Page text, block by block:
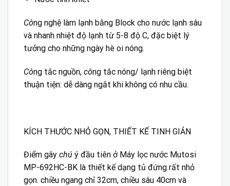
Công nghệ làm lạnh bằng Block cho nước lạnh sâu
và nhanh nhiệt độ lạnh từ 5-8 độ C, đặc biệt lý
tưởng cho những ngày hè oi nóng.
Công tắc nguồn, công tắc nóng/ lạnh riêng biệt
thuận tiện: dễ dàng ngắt khi không có nhu cầu.
KÍCH THƯỚC NHỎ GỌN, THIẾT KẾ TINH GIẢN
Điểm gây chú ý đầu tiên ở Máy lọc nước Mutosi
MP-692HC-BK là thiết kế dạng tủ đứng rất nhỏ
gọn. chiều ngang chỉ 32cm, chiều sâu 40cm và